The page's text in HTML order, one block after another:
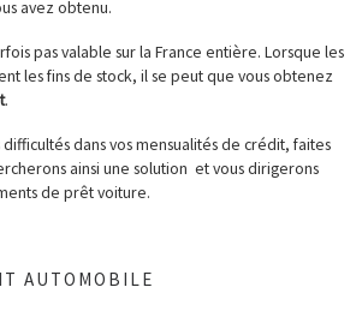
avez obtenu.
pas valable sur la France entière. Lorsque les
les fins de stock, il se peut que vous obtenez
.
dans vos mensualités de crédit, faites
ainsi une solution et vous dirigerons
de prêt voiture.
AUTOMOBILE